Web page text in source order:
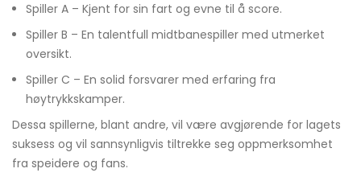
Spiller A – Kjent for sin fart og evne til å score.
Spiller B – En talentfull midtbanespiller med utmerket
oversikt.
Spiller C – En solid forsvarer med erfaring fra
høytrykkskamper.
Dessa spillerne, blant andre, vil være avgjørende for lagets
suksess og vil sannsynligvis tiltrekke seg oppmerksomhet
fra speidere og fans.